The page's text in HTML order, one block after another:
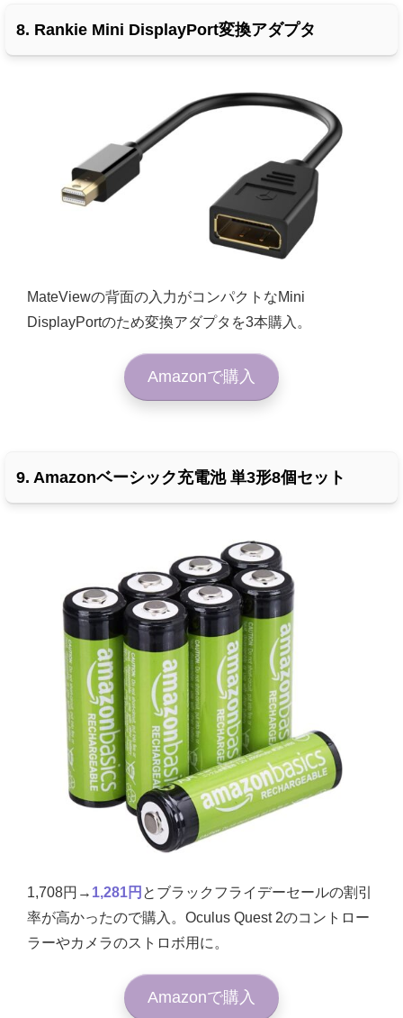
8. Rankie Mini DisplayPort変換アダプタ
MateViewの背面の入力がコンパクトなMini
DisplayPortのため変換アダプタを3本購入。
Amazonで購入
9. Amazonベーシック充電池 単3形8個セット
1,708円→ 1,281円 とブラックフライデーセールの割引
率が高かったので購入。Oculus Quest 2のコントロー
ラーやカメラのストロボ用に。
Amazonで購入